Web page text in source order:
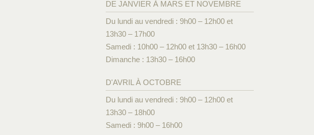
DE JANVIER À MARS ET NOVEMBRE
Du lundi au vendredi : 9h00 – 12h00 et
13h30 – 17h00
Samedi : 10h00 – 12h00 et 13h30 – 16h00
Dimanche : 13h30 – 16h00
D'AVRIL À OCTOBRE
Du lundi au vendredi : 9h00 – 12h00 et
13h30 – 18h00
Samedi : 9h00 – 16h00